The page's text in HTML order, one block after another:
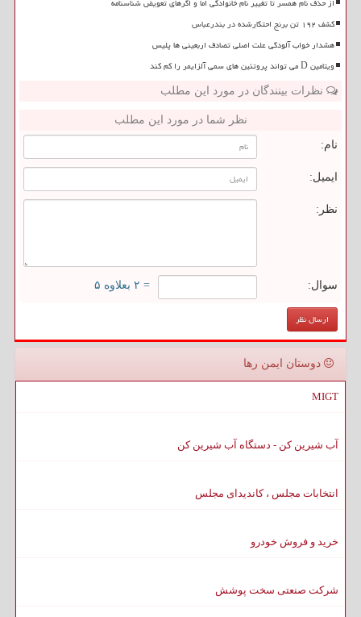
کشف ۱۹۲ تن برنج احتکارشده در بندرعباس
هشدار خواب آلودگی علت اصلی تصادف اربعینی ها پلیس
ویتامین D می تواند پروتئین های سمی آلزایمر را کم کند
نظرات بینندگان در مورد این مطلب
نظر شما در مورد این مطلب
نام:
ایمیل:
نظر:
سوال: = ۲ بعلاوه ۵
دوستان ایمن رها
MIGT
آب شیرین کن - دستگاه آب شیرین کن
انتخابات مجلس ، کاندیدای مجلس
خرید و فروش خودرو
شرکت صنعتی سخت پوشش